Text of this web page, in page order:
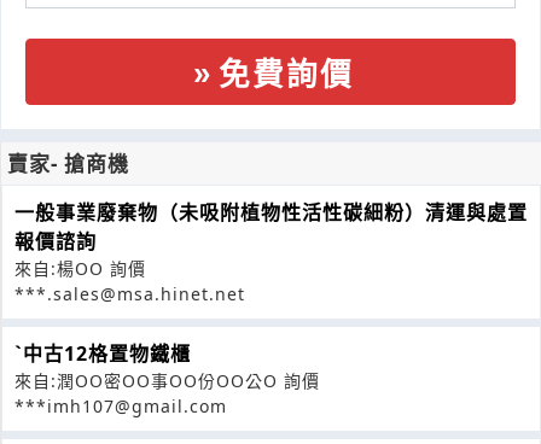
免費詢價
賣家- 搶商機
一般事業廢棄物（未吸附植物性活性碳細粉）清運與處置
報價諮詢
來自:楊OO 詢價
***.sales@msa.hinet.net
ˋ中古12格置物鐵櫃
來自:潤OO密OO事OO份OO公O 詢價
***imh107@gmail.com